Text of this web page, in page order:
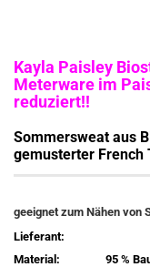
Kayla Paisley
Meterware im
reduziert!!
Sommersweat aus
gemusterter French
geeignet zum Nähen von
Lieferant:
Material:
95 %